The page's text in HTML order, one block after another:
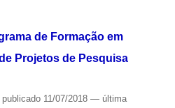
de Formação em
Projetos de Pesquisa
publicado11/07/2018 — última